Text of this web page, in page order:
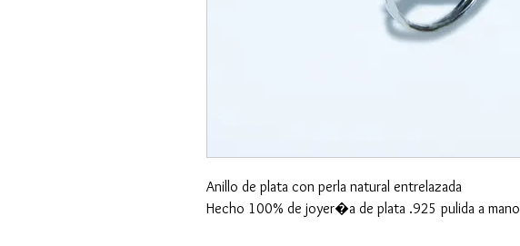
Anillo de plata con perla natural entrelazada
Hecho 100% de joyer�a de plata .925 pulida a mano